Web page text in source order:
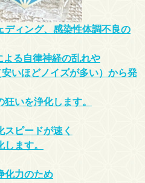
ディング、感染性体調不良の
る自律神経の乱れや
いほどノイズが多い）から発
いを浄化します。
ピードが速く
ます。
化力のため